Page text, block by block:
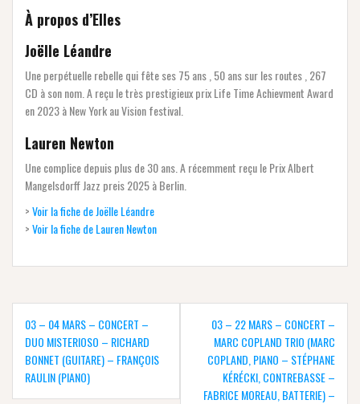
À propos d’Elles
Joëlle Léandre
Une perpétuelle rebelle qui fête ses 75 ans , 50 ans sur les routes , 267
CD à son nom. A reçu le très prestigieux prix Life Time Achievment Award
en 2023 à New York au Vision festival.
Lauren Newton
Une complice depuis plus de 30 ans. A récemment reçu le Prix Albert
Mangelsdorff Jazz preis 2025 à Berlin.
>Voir la fiche de Joëlle Léandre
>Voir la fiche de Lauren Newton
Navigation
l’article
03 – 04 MARS – CONCERT –
DUO MISTERIOSO – RICHARD
BONNET (GUITARE) – FRANÇOIS
RAULIN (PIANO)
03 – 22 MARS – CONCERT –
MARC COPLAND TRIO (MARC
COPLAND, PIANO – STÉPHANE
KÉRÉCKI, CONTREBASSE –
FABRICE MOREAU, BATTERIE) –